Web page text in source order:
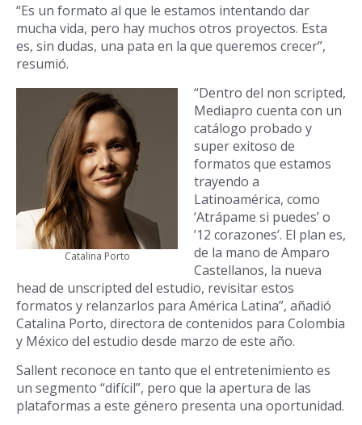
“Es un formato al que le estamos intentando dar
mucha vida, pero hay muchos otros proyectos. Esta
es, sin dudas, una pata en la que queremos crecer”,
resumió.
Catalina Porto
“Dentro del non scripted,
Mediapro cuenta con un
catálogo probado y
super exitoso de
formatos que estamos
trayendo a
Latinoamérica, como
‘Atrápame si puedes’ o
’12 corazones’. El plan es,
de la mano de Amparo
Castellanos, la nueva
head de unscripted del estudio, revisitar estos
formatos y relanzarlos para América Latina”, añadió
Catalina Porto, directora de contenidos para Colombia
y México del estudio desde marzo de este año.
Sallent reconoce en tanto que el entretenimiento es
un segmento “difícil”, pero que la apertura de las
plataformas a este género presenta una oportunidad.